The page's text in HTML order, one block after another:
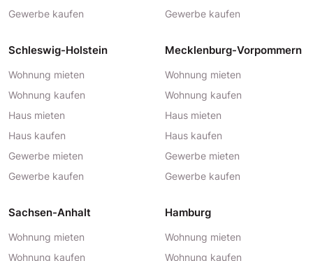
Gewerbe kaufen
Gewerbe kaufen
Schleswig-Holstein
Wohnung mieten
Wohnung kaufen
Haus mieten
Haus kaufen
Gewerbe mieten
Gewerbe kaufen
Mecklenburg-Vorpommern
Wohnung mieten
Wohnung kaufen
Haus mieten
Haus kaufen
Gewerbe mieten
Gewerbe kaufen
Sachsen-Anhalt
Wohnung mieten
Wohnung kaufen
Hamburg
Wohnung mieten
Wohnung kaufen